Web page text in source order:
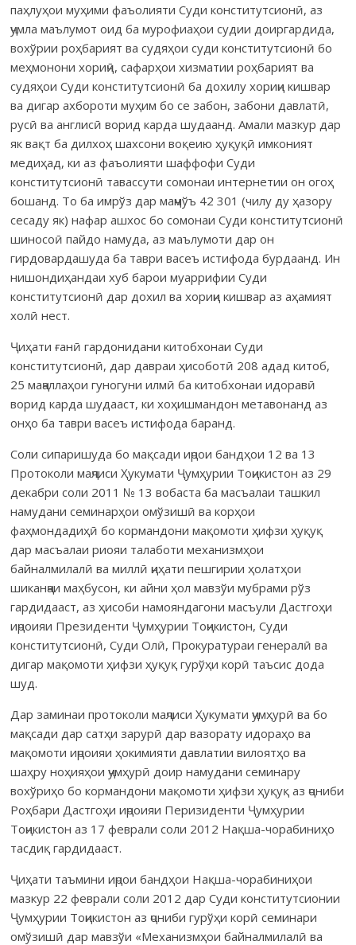
паҳлуҳои муҳими фаъолияти Суди конститутсионӣ, аз
ҷумла маълумот оид ба мурофиаҳои судии доиргардида,
вохўрии роҳбарият ва судяҳои суди конститутсионӣ бо
меҳмонони хориҷӣ, сафарҳои хизматии роҳбарият ва
судяҳои Суди конститутсионӣ ба дохилу хориҷи кишвар
ва дигар ахбороти муҳим бо се забон, забони давлатӣ,
русӣ ва англисӣ ворид карда шудаанд. Амали мазкур дар
як вақт ба дилхоҳ шахсони воқеию ҳуқуқӣ имконият
медиҳад, ки аз фаъолияти шаффофи Суди
конститутсионӣ тавассути сомонаи интернетии он огоҳ
бошанд. То ба имрўз дар маҷмўъ 42 301 (чилу ду ҳазору
сесаду як) нафар ашхос бо сомонаи Суди конститутсионӣ
шиносоӣ пайдо намуда, аз маълумоти дар он
гирдовардашуда ба таври васеъ истифода бурдаанд. Ин
нишондиҳандаи хуб барои муаррифии Суди
конститутсионӣ дар дохил ва хориҷи кишвар аз аҳамият
холӣ нест.
Ҷиҳати ғанӣ гардонидани китобхонаи Суди
конститутсионӣ, дар давраи ҳисоботӣ 208 адад китоб,
25 маҷаллаҳои гуногуни илмӣ ба китобхонаи идоравӣ
ворид карда шудааст, ки хоҳишмандон метавонанд аз
онҳо ба таври васеъ истифода баранд.
Соли сипаришуда бо мақсади иҷрои бандҳои 12 ва 13
Протоколи маҷлиси Ҳукумати Ҷумҳурии Тоҷикистон аз 29
декабри соли 2011 № 13 вобаста ба масъалаи ташкил
намудани семинарҳои омўзишӣ ва корҳои
фаҳмондадиҳӣ бо кормандони мақомоти ҳифзи ҳуқуқ
дар масъалаи риояи талаботи механизмҳои
байналмилалӣ ва миллӣ ҷиҳати пешгирии ҳолатҳои
шиканҷаи маҳбусон, ки айни ҳол мавзўи мубрами рўз
гардидааст, аз ҳисоби намояндагони масъули Дастгоҳи
иҷроияи Президенти Ҷумҳурии Тоҷикистон, Суди
конститутсионӣ, Суди Олӣ, Прокуратураи генералӣ ва
дигар мақомоти ҳифзи ҳуқуқ гурўҳи корӣ таъсис дода
шуд.
Дар заминаи протоколи маҷлиси Ҳукумати ҷумҳурӣ ва бо
мақсади дар сатҳи зарурӣ дар вазорату идораҳо ва
мақомоти иҷроияи ҳокимияти давлатии вилоятҳо ва
шаҳру ноҳияҳои ҷумҳурӣ доир намудани семинару
вохўриҳо бо кормандони мақомоти ҳифзи ҳуқуқ аз ҷониби
Роҳбари Дастгоҳи иҷроияи Перизиденти Ҷумҳурии
Тоҷикистон аз 17 феврали соли 2012 Нақша-чорабиниҳо
тасдиқ гардидааст.
Ҷиҳати таъмини иҷрои бандҳои Нақша-чорабиниҳои
мазкур 22 феврали соли 2012 дар Суди конститутсионии
Ҷумҳурии Тоҷикистон аз ҷониби гурўҳи корӣ семинари
омўзишӣ дар мавзўи «Механизмҳои байналмилалӣ ва